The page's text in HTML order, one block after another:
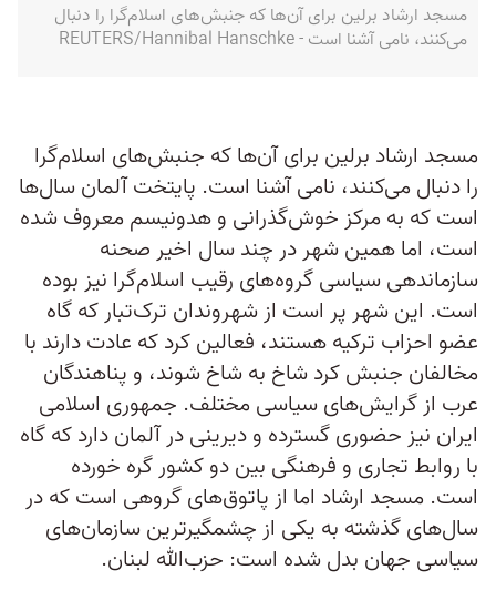
مسجد ارشاد برلین برای آن‌ها که جنبش‌های اسلام‌گرا را دنبال
می‌کنند، نامی آشنا است - REUTERS/Hannibal Hanschke
مسجد ارشاد برلین برای آن‌ها که جنبش‌های اسلام‌گرا
را دنبال می‌کنند، نامی آشنا است. پایتخت آلمان سال‌ها
است که به مرکز خوش‌گذرانی و هدونیسم معروف شده
است، اما همین شهر در چند سال اخیر صحنه
سازماندهی سیاسی گروه‌های رقیب اسلام‌گرا نیز بوده
است. این شهر پر است از شهروندان ترک‌تبار که گاه
عضو احزاب ترکیه هستند، فعالین کرد که عادت دارند با
مخالفان جنبش کرد شاخ به شاخ شوند، و پناهندگان
عرب از گرایش‌های سیاسی مختلف. جمهوری اسلامی
ایران نیز حضوری گسترده و دیرینی در آلمان دارد که گاه
با روابط تجاری و فرهنگی بین دو کشور گره خورده
است. مسجد ارشاد اما از پاتوق‌های گروهی است که در
سال‌های گذشته به یکی از چشمگیرترین سازمان‌های
سیاسی جهان بدل شده است:‌ حزب‌الله لبنان.